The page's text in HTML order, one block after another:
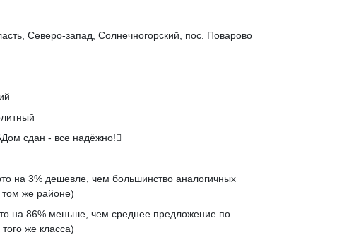
Северо-запад, Солнечногорский, пос. Поварово
Дом сдан - все надёжно!
на 3% дешевле, чем большинство аналогичных
же районе)
на 86% меньше, чем среднее предложение по
же класса)